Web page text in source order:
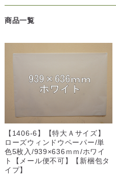
商品一覧
【1406-6】【特大Ａサイズ】
ローズウィンドウペーパー/単
色5枚入/939×636ｍｍ/ホワイ
ト【メール便不可】【新梱包タ
イプ】